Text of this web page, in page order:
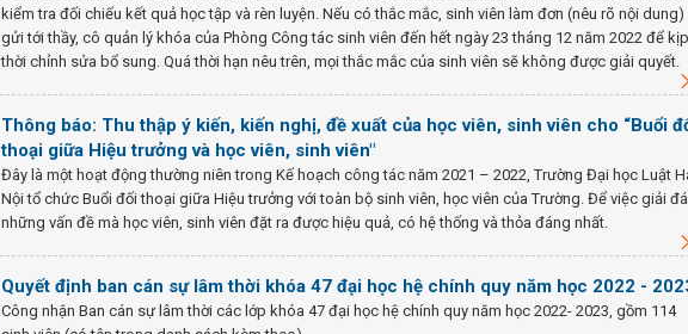
kiểm tra đối chiếu kết quả học tập và rèn luyện. Nếu có thắc mắc, sinh viên làm đơn (nêu rõ nội dung)
gửi tới thầy, cô quản lý khóa của Phòng Công tác sinh viên đến hết ngày 23 tháng 12 năm 2022 để kịp
thời chỉnh sửa bổ sung. Quá thời hạn nêu trên, mọi thắc mắc của sinh viên sẽ không được giải quyết.
Thông báo: Thu thập ý kiến, kiến nghị, đề xuất của học viên, sinh viên cho “Buổi
thoại giữa Hiệu trưởng và học viên, sinh viên"
Đây là một hoạt động thường niên trong Kế hoạch công tác năm 2021 – 2022, Trường Đại học Luật
Nội tổ chức Buổi đối thoại giữa Hiệu trưởng với toàn bộ sinh viên, học viên của Trường. Để việc giải
những vấn đề mà học viên, sinh viên đặt ra được hiệu quả, có hệ thống và thỏa đáng nhất.
Quyết định ban cán sự lâm thời khóa 47 đại học hệ chính quy năm học 2022 -
Công nhận Ban cán sự lâm thời các lớp khóa 47 đại học hệ chính quy năm học 2022- 2023, gồm 114